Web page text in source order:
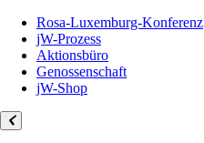
Rosa-Luxemburg-Konferenz
jW-Prozess
Aktionsbüro
Genossenschaft
jW-Shop